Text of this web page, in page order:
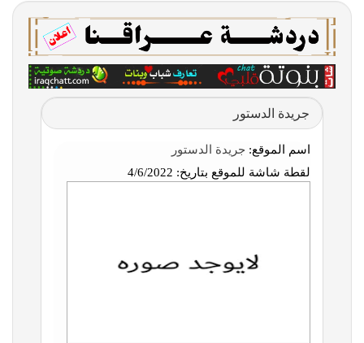
جريدة الدستور
اسم الموقع: جريدة الدستور
لقطة شاشة للموقع بتاريخ: